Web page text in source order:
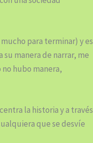
para terminar) y es
manera de narrar, me
hubo manera,
la historia y a través
que se desvíe